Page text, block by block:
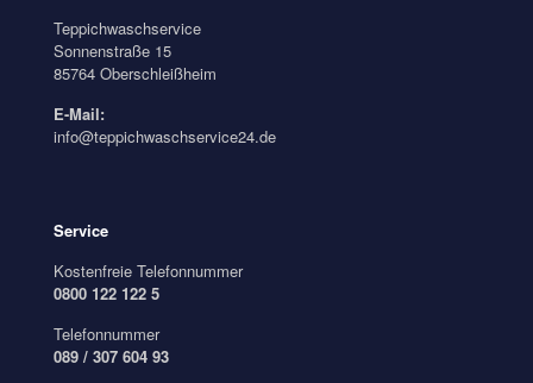
Teppichwaschservice
Sonnenstraße 15
85764 Oberschleißheim
E-Mail:
info@teppichwaschservice24.de
Service
Kostenfreie Telefonnummer
0800 122 122 5
Telefonnummer
089 / 307 604 93